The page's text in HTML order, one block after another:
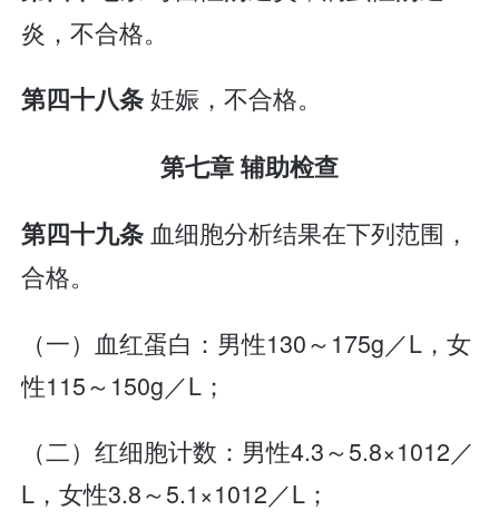
炎，不合格。
第四十八条妊娠，不合格。
第七章 辅助检查
第四十九条血细胞分析结果在下列范围，
合格。
（一）血红蛋白：男性130～175g／L，女
性115～150g／L；
（二）红细胞计数：男性4.3～5.8×1012／
L，女性3.8～5.1×1012／L；